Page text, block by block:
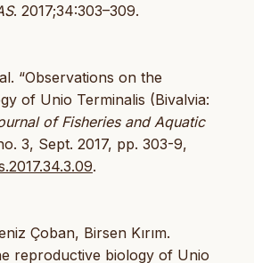
. 2017;34:303–309.
“Observations on the
of Unio Terminalis (Bivalvia:
of Fisheries and Aquatic
3, Sept. 2017, pp. 303-9,
.
Çoban, Birsen Kırım.
reproductive biology of Unio